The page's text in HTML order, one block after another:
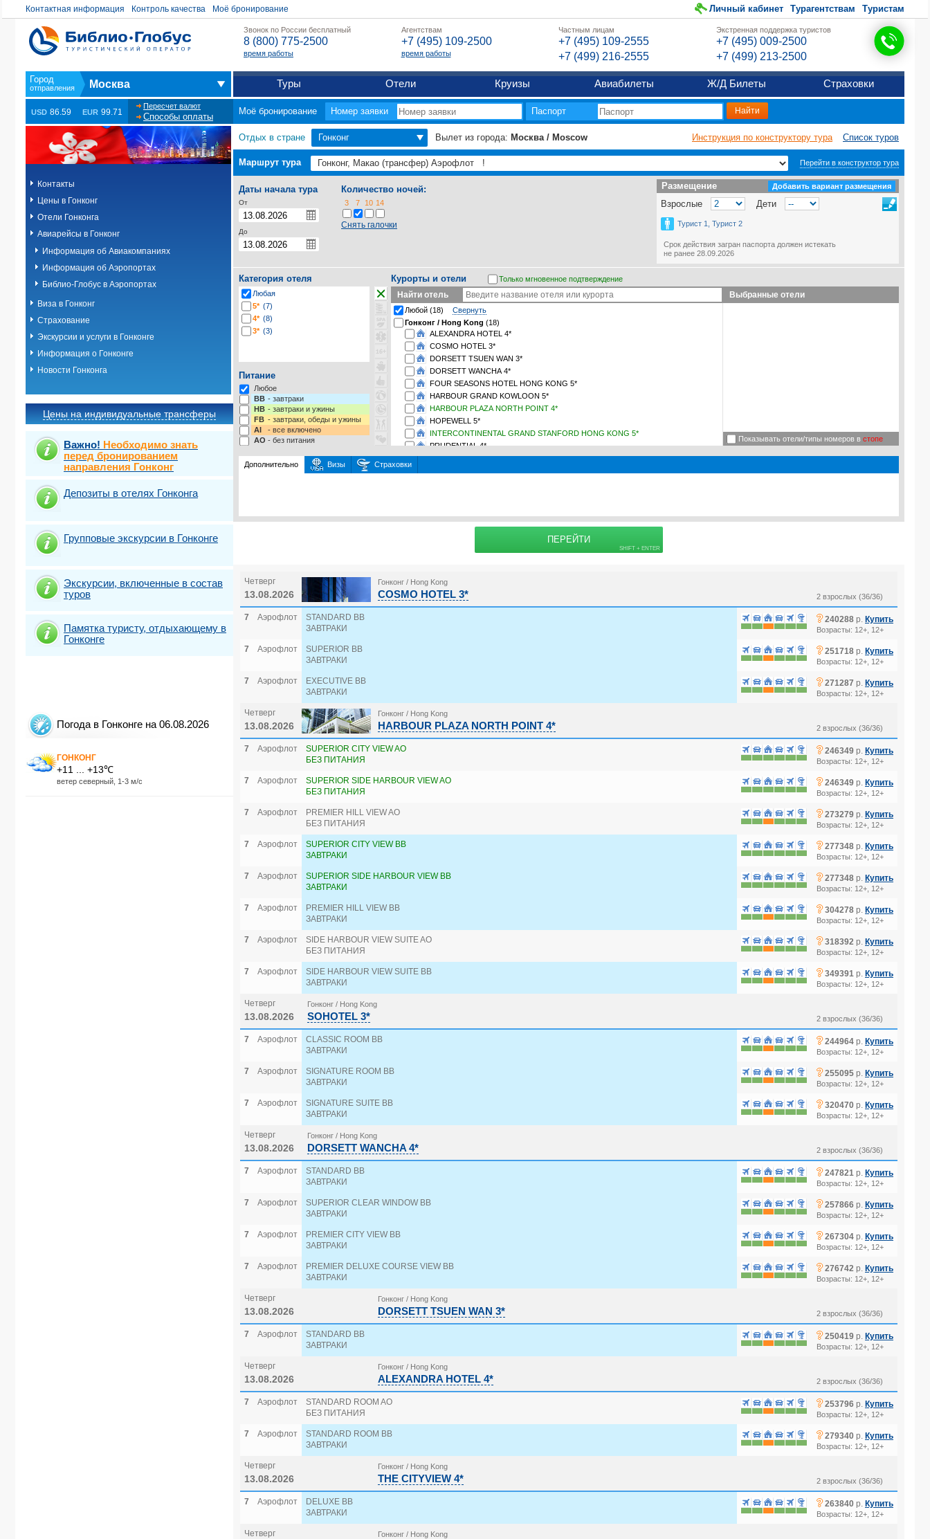
Контактная информация Контроль качества Моё бронирование Личный кабинет Турагентствам Туристам
Звонок по России бесплатный
8 (800) 775-2500
время работы
Агентствам
+7 (495) 109-2500
время работы
Частным лицам
+7 (495) 109-2555
+7 (499) 216-2555
Экстренная поддержка туристов
+7 (495) 009-2500
+7 (499) 213-2500
Москва Туры Отели Круизы Авиабилеты Ж/Д Билеты Страховки
USD 86.59 EUR 99.71
Пересчет валют
Способы оплаты
Моё бронирование Номер заявки Паспорт
Контакты
Цены в Гонконг
Отели Гонконга
Авиарейсы в Гонконг
Информация об Авиакомпаниях
Информация об Аэропортах
Библио-Глобус в Аэропортах
Виза в Гонконг
Страхование
Экскурсии и услуги в Гонконге
Информация о Гонконге
Новости Гонконга
Цены на индивидуальные трансферы
Важно! Необходимо знать
перед бронированием
направления Гонконг
Депозиты в отелях Гонконга
Групповые экскурсии в Гонконге
Экскурсии, включенные в состав
туров
Памятка туристу, отдыхающему в
Гонконге
Погода в Гонконге на 06.08.2026
ГОНКОНГ
+11 ... +13℃
ветер северный, 1-3 м/с
Отдых в стране Гонконг Вылет из города: Москва / Moscow Инструкция по конструктору тура Список туров
Маршрут тура Перейти в конструктор тура
Даты начала тура
От
До
Размещение
Размещение Добавить вариант размещения
Взрослые Дети
Турист 1, Турист 2
Срок действия загран паспорта должен истекать
не ранее 28.09.2026
Количество ночей:
3 7 10 14
Снять галочки
Категория отеля
Любая
5* (7)
4* (8)
3* (3)
Питание
Любое
BB - завтраки
HB - завтраки и ужины
FB - завтраки, обеды и ужины
AI
- все включено
AO - без питания
Только мгновенное подтверждение
Показывать отели/типы номеров в стопе
Выбранные отели
Курорты и отели
Найти отель
Любой (18)
Свернуть
Гонконг / Hong Kong (18)
ALEXANDRA HOTEL 4*
COSMO HOTEL 3*
DORSETT TSUEN WAN 3*
DORSETT WANCHA 4*
FOUR SEASONS HOTEL HONG KONG 5*
HARBOUR GRAND KOWLOON 5*
HARBOUR PLAZA NORTH POINT 4*
HOPEWELL 5*
INTERCONTINENTAL GRAND STANFORD HONG KONG 5*
PRUDENTIAL 4*
REGAL KOWLOON HOTEL 4*
THE PENINSULA HONG KONG 5*
THE ROYAL PACIFIC HOTEL AND TOWERS 4*
Дополнительно Визы Страховки
ПЕРЕЙТИ
Четверг
13.08.2026
Гонконг / Hong Kong
COSMO HOTEL 3* 2 взрослых (36/36)
7 Аэрофлот
STANDARD BB
ЗАВТРАКИ
? 240288 р. Купить
Возрасты: 12+, 12+
7 Аэрофлот
SUPERIOR BB
ЗАВТРАКИ
? 251718 р. Купить
Возрасты: 12+, 12+
7 Аэрофлот
EXECUTIVE BB
ЗАВТРАКИ
? 271287 р. Купить
Возрасты: 12+, 12+
Четверг
13.08.2026
Гонконг / Hong Kong
HARBOUR PLAZA NORTH POINT 4* 2 взрослых (36/36)
7 Аэрофлот
SUPERIOR CITY VIEW AO
БЕЗ ПИТАНИЯ
? 246349 р. Купить
Возрасты: 12+, 12+
7 Аэрофлот
SUPERIOR SIDE HARBOUR VIEW AO
БЕЗ ПИТАНИЯ
? 246349 р. Купить
Возрасты: 12+, 12+
7 Аэрофлот
PREMIER HILL VIEW AO
БЕЗ ПИТАНИЯ
? 273279 р. Купить
Возрасты: 12+, 12+
7 Аэрофлот
SUPERIOR CITY VIEW BB
ЗАВТРАКИ
? 277348 р. Купить
Возрасты: 12+, 12+
7 Аэрофлот
SUPERIOR SIDE HARBOUR VIEW BB
ЗАВТРАКИ
? 277348 р. Купить
Возрасты: 12+, 12+
7 Аэрофлот
PREMIER HILL VIEW BB
ЗАВТРАКИ
? 304278 р. Купить
Возрасты: 12+, 12+
7 Аэрофлот
SIDE HARBOUR VIEW SUITE AO
БЕЗ ПИТАНИЯ
? 318392 р. Купить
Возрасты: 12+, 12+
7 Аэрофлот
SIDE HARBOUR VIEW SUITE BB
ЗАВТРАКИ
? 349391 р. Купить
Возрасты: 12+, 12+
Четверг
13.08.2026
Гонконг / Hong Kong
SOHOTEL 3* 2 взрослых (36/36)
7 Аэрофлот
CLASSIC ROOM BB
ЗАВТРАКИ
? 244964 р. Купить
Возрасты: 12+, 12+
7 Аэрофлот
SIGNATURE ROOM BB
ЗАВТРАКИ
? 255095 р. Купить
Возрасты: 12+, 12+
7 Аэрофлот
SIGNATURE SUITE BB
ЗАВТРАКИ
? 320470 р. Купить
Возрасты: 12+, 12+
Четверг
13.08.2026
Гонконг / Hong Kong
DORSETT WANCHA 4* 2 взрослых (36/36)
7 Аэрофлот
STANDARD BB
ЗАВТРАКИ
? 247821 р. Купить
Возрасты: 12+, 12+
7 Аэрофлот
SUPERIOR CLEAR WINDOW BB
ЗАВТРАКИ
? 257866 р. Купить
Возрасты: 12+, 12+
7 Аэрофлот
PREMIER CITY VIEW BB
ЗАВТРАКИ
? 267304 р. Купить
Возрасты: 12+, 12+
7 Аэрофлот
PREMIER DELUXE COURSE VIEW BB
ЗАВТРАКИ
? 276742 р. Купить
Возрасты: 12+, 12+
Четверг
13.08.2026 DORSETT TSUEN WAN 3* 2 взрослых (36/36)
7 Аэрофлот
STANDARD BB
ЗАВТРАКИ
? 250419 р. Купить
Возрасты: 12+, 12+
Четверг
13.08.2026
Гонконг / Hong Kong
ALEXANDRA HOTEL 4* 2 взрослых (36/36)
7 Аэрофлот
STANDARD ROOM AO
БЕЗ ПИТАНИЯ
? 253796 р. Купить
Возрасты: 12+, 12+
7 Аэрофлот
STANDARD ROOM BB
ЗАВТРАКИ
? 279340 р. Купить
Возрасты: 12+, 12+
Четверг
13.08.2026
Гонконг / Hong Kong
THE CITYVIEW 4* 2 взрослых (36/36)
7 Аэрофлот
DELUXE BB
ЗАВТРАКИ
? 263840 р. Купить
Возрасты: 12+, 12+
Четверг Гонконг / Hong Kong